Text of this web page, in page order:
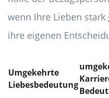
wenn Ihre Lieben
ihre eigenen
Umgekehrte
Liebesbedeutung